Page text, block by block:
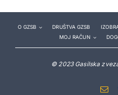
O GZSB DRUŠTVA GZSB
MOJ RAČUN
© 2023 Gasilska